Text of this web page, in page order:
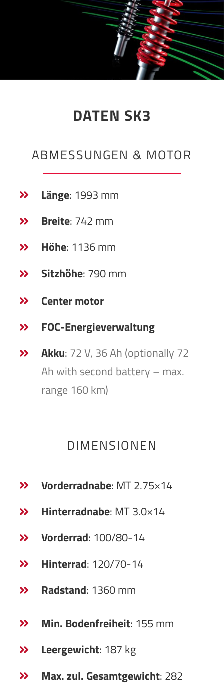
DATEN SK3
ABMESSUNGEN & MOTOR
Länge: 1993 mm
Breite: 742 mm
Höhe: 1136 mm
Sitzhöhe: 790 mm
Center motor
FOC-Energieverwaltung
Akku: 72 V, 36 Ah (optionally 72
Ah with second battery – max.
range 160 km)
DIMENSIONEN
Vorderradnabe: MT 2.75×14
Hinterradnabe: MT 3.0×14
Vorderrad: 100/80-14
Hinterrad: 120/70-14
Radstand: 1360 mm
Min. Bodenfreiheit: 155 mm
Leergewicht: 187 kg
Max. zul. Gesamtgewicht: 282